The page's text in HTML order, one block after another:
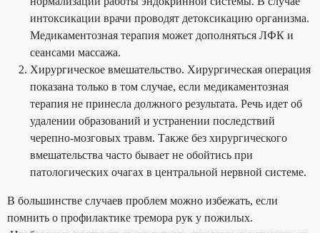
интоксикации врачи проводят детоксикацию организма.
Медикаментозная терапия может дополняться ЛФК и
сеансами массажа.
Хирургическое вмешательство. Хирургическая операция
показана только в том случае, если медикаментозная
терапия не принесла должного результата. Речь идет об
удалении образований и устранении последствий
черепно-мозговых травм. Также без хирургического
вмешательства часто бывает не обойтись при
патологических очагах в центральной нервной системе.
В большинстве случаев проблем можно избежать, если
помнить о профилактике тремора рук у пожилых.